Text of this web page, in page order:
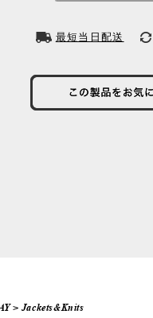
最短当日配送
> Jackets&Knits